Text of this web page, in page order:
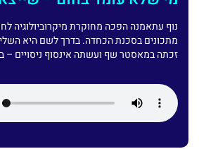
נוף עתאמנה הפכה מחוקרת מיקרוביולוגיה
מתכונים בסכנת הכחדה. בדרך לשם היא
זכתה במאסטר שף ועשתה אינסוף ניסויים –